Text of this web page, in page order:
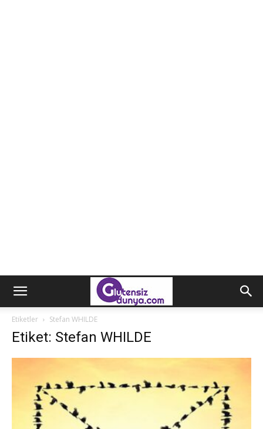
Etiketler Stefan WHILDE
Etiket: Stefan WHILDE